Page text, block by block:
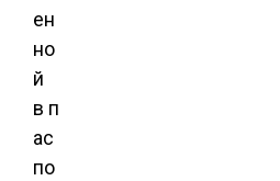
ен
но
й
в п
ас
по